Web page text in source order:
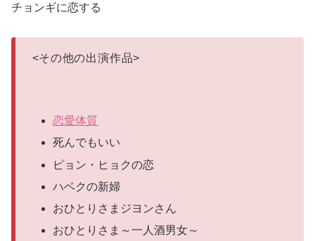
チョンギに恋する
<その他の出演作品>
恋愛体質
死んでもいい
ピョン・ヒョクの恋
ハベクの新婦
おひとりさまジヨンさん
おひとりさま～一人酒男女～